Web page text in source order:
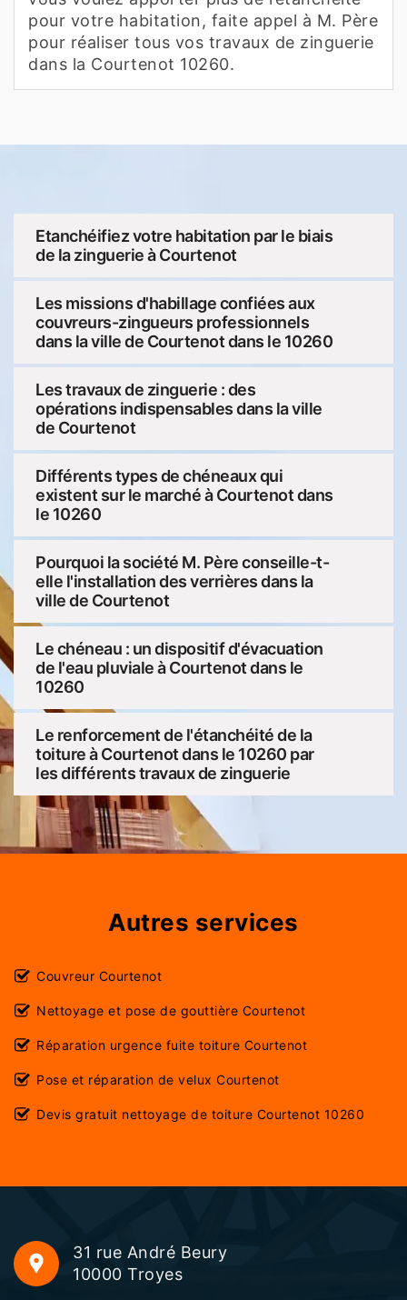
pour votre habitation, faite appel à M. Père
pour réaliser tous vos travaux de zinguerie
dans la Courtenot 10260.
Etanchéifiez votre habitation par le biais
de la zinguerie à Courtenot
Les missions d'habillage confiées aux
couvreurs-zingueurs professionnels
dans la ville de Courtenot dans le 10260
Les travaux de zinguerie : des
opérations indispensables dans la ville
de Courtenot
Différents types de chéneaux qui
existent sur le marché à Courtenot dans
le 10260
Pourquoi la société M. Père conseille-t-
elle l'installation des verrières dans la
ville de Courtenot
Le chéneau : un dispositif d'évacuation
de l'eau pluviale à Courtenot dans le
10260
Le renforcement de l'étanchéité de la
toiture à Courtenot dans le 10260 par
les différents travaux de zinguerie
Autres services
Couvreur Courtenot
Nettoyage et pose de gouttière Courtenot
Réparation urgence fuite toiture Courtenot
Pose et réparation de velux Courtenot
Devis gratuit nettoyage de toiture Courtenot 10260
31 rue André Beury
10000 Troyes